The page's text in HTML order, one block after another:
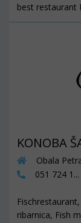
best restaurant
KONOBA
Obala
051 724 1...
ribarnica, Fish